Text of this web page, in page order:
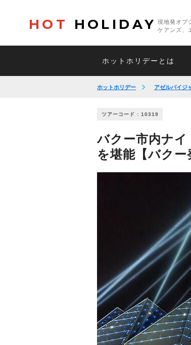
HOT HOLIDAY
現地発オプ
ケアンズ、
ホットホリデーとは
ホットホリデー アゼルバイジ
ツアーコード : 10319
バクー市内ナ
を堪能【バクー